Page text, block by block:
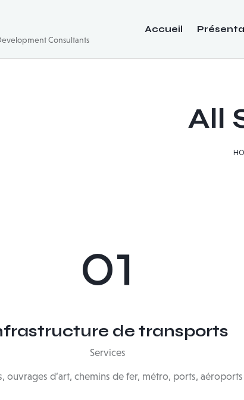
Consultants
Accueil
All
01
de transports
Services
ouvrages d’art, chemins de fer, métro, ports, aéroports